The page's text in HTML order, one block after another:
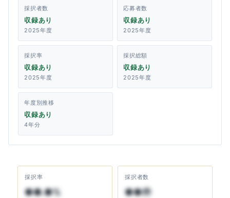
採択者数
収録あり
2025年度
応募者数
収録あり
2025年度
採択率
収録あり
2025年度
採択総額
収録あり
2025年度
年度別推移
収録あり
4年分
採択率
●●.●%
採択者数
●●件